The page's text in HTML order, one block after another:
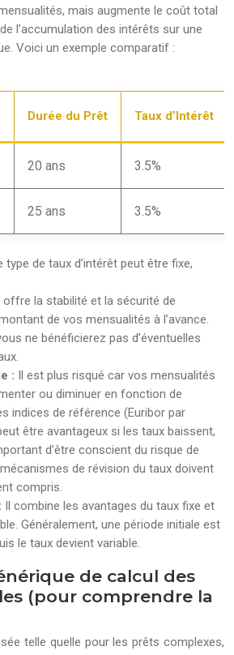
mais augmente le coût total
l’accumulation des intérêts sur une
Voici un exemple comparatif :
Durée du Prêt Taux d’Intérêt
20 ans 3.5%
25 ans 3.5%
type de taux d’intérêt peut être fixe,
offre la stabilité et la sécurité de
de vos mensualités à l’avance.
ne bénéficierez pas d’éventuelles
: Il est plus risqué car vos mensualités
ou diminuer en fonction de
indices de référence (Euribor par
être avantageux si les taux baissent,
d’être conscient du risque de
de révision du taux doivent
compris.
Il combine les avantages du taux fixe et
Généralement, une période initiale est
le taux devient variable.
de calcul des
(pour comprendre la
telle quelle pour les prêts complexes,